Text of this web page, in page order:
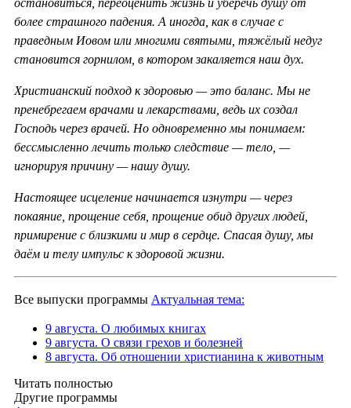
более страшного падения. А иногда, как в случае с
праведным Иовом или многими святыми, тяжёлый недуг
становится горнилом, в котором закаляется наш дух.
Христианский подход к здоровью — это баланс. Мы не
пренебрегаем врачами и лекарствами, ведь их создал
Господь через врачей. Но одновременно мы понимаем:
бессмысленно лечить только следствие — тело, —
игнорируя причину — нашу душу.
Настоящее исцеление начинается изнутри — через
покаяние, прощение себя, прощение обид других людей,
примирение с близкими и мир в сердце. Спасая душу, мы
даём и телу импульс к здоровой жизни.
Все выпуски программы Актуальная тема:
9 августа. О любимых книгах
9 августа. О связи грехов и болезней
8 августа. Об отношении христианина к животным
Читать полностью
Другие программы